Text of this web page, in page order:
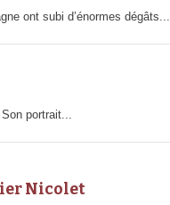
ont subi d’énormes dégâts...
portrait...
Nicolet